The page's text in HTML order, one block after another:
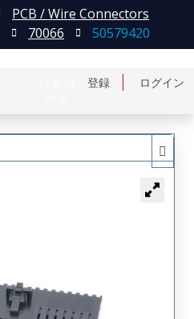
登録 ログイン
PCB / Wire Connectors
70066 50579420